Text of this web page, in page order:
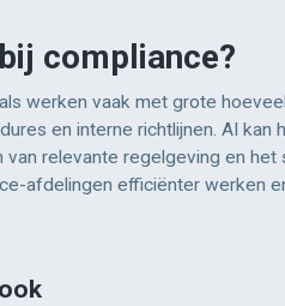
compliance?
werken vaak met grote
en interne richtlijnen. AI kan
relevante regelgeving en het
afdelingen efficiënter werken